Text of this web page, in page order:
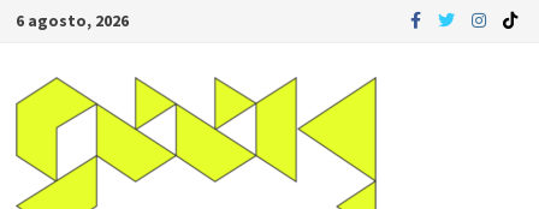
Saltar
contenido
6 agosto, 2026